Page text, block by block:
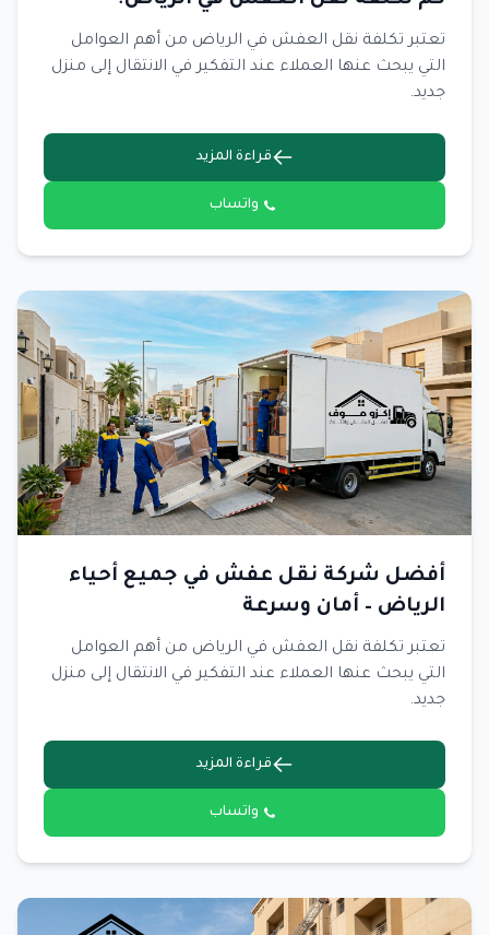
تعتبر تكلفة نقل العفش في الرياض من أهم العوامل
التي يبحث عنها العملاء عند التفكير في الانتقال إلى منزل
جديد.
قراءة المزيد
واتساب
أفضل شركة نقل عفش في جميع أحياء
الرياض – أمان وسرعة
تعتبر تكلفة نقل العفش في الرياض من أهم العوامل
التي يبحث عنها العملاء عند التفكير في الانتقال إلى منزل
جديد.
قراءة المزيد
واتساب